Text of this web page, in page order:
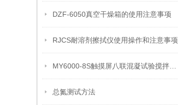
DZF-6050真空干燥箱的使用注意事项
RJCS耐溶剂擦拭仪使用操作和注意事项
总氮测试方法